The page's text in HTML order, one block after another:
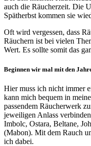
auch die Räucherzeit. Die
Spätherbst kommen sie
Oft wird vergessen, dass
Räuchern ist bei vielen
Wert. Es sollte somit das
Beginnen wir mal mit den
Hier muss ich nicht immer
kann mich bequem in
passendem Räucherwerk
jeweiligen Anlass
Imbolc, Ostara, Beltane,
(Mabon). Mit dem Rauch
ich dabei.